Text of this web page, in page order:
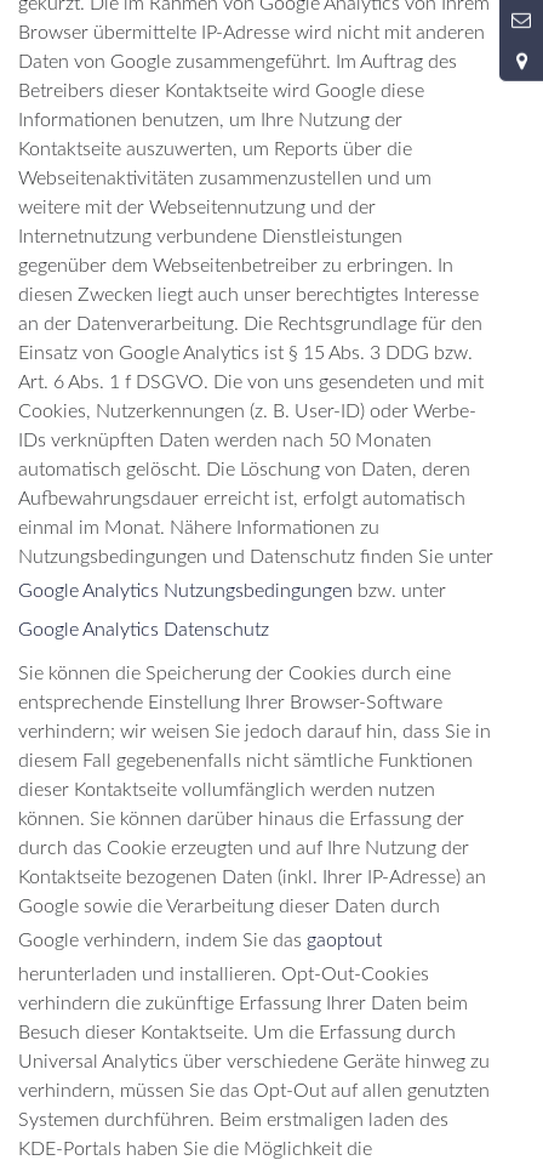
Browser übermittelte IP-Adresse wird nicht mit anderen
Daten von Google zusammengeführt. Im Auftrag des
Betreibers dieser Kontaktseite wird Google diese
Informationen benutzen, um Ihre Nutzung der
Kontaktseite auszuwerten, um Reports über die
Webseitenaktivitäten zusammenzustellen und um
weitere mit der Webseitennutzung und der
Internetnutzung verbundene Dienstleistungen
gegenüber dem Webseitenbetreiber zu erbringen. In
diesen Zwecken liegt auch unser berechtigtes Interesse
an der Datenverarbeitung. Die Rechtsgrundlage für den
Einsatz von Google Analytics ist § 15 Abs. 3 DDG bzw.
Art. 6 Abs. 1 f DSGVO. Die von uns gesendeten und mit
Cookies, Nutzerkennungen (z. B. User-ID) oder Werbe-
IDs verknüpften Daten werden nach 50 Monaten
automatisch gelöscht. Die Löschung von Daten, deren
Aufbewahrungsdauer erreicht ist, erfolgt automatisch
einmal im Monat. Nähere Informationen zu
Nutzungsbedingungen und Datenschutz finden Sie unter
Google Analytics Nutzungsbedingungen bzw. unter
Google Analytics Datenschutz
Sie können die Speicherung der Cookies durch eine
entsprechende Einstellung Ihrer Browser-Software
verhindern; wir weisen Sie jedoch darauf hin, dass Sie in
diesem Fall gegebenenfalls nicht sämtliche Funktionen
dieser Kontaktseite vollumfänglich werden nutzen
können. Sie können darüber hinaus die Erfassung der
durch das Cookie erzeugten und auf Ihre Nutzung der
Kontaktseite bezogenen Daten (inkl. Ihrer IP-Adresse) an
Google sowie die Verarbeitung dieser Daten durch
Google verhindern, indem Sie das gaoptout
herunterladen und installieren. Opt-Out-Cookies
verhindern die zukünftige Erfassung Ihrer Daten beim
Besuch dieser Kontaktseite. Um die Erfassung durch
Universal Analytics über verschiedene Geräte hinweg zu
verhindern, müssen Sie das Opt-Out auf allen genutzten
Systemen durchführen. Beim erstmaligen laden des
KDE-Portals haben Sie die Möglichkeit die